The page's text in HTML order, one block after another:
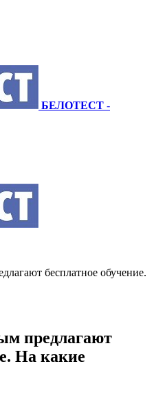
БЕЛОТЕСТ -
бесплатное обучение.
предлагают
На какие